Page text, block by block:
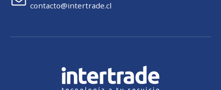
contacto@intertrade.cl